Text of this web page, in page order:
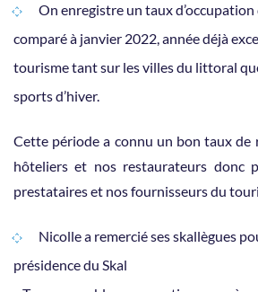
On enregistre un taux d’occupation
comparé à janvier 2022, année déjà
tourisme tant sur les villes du littoral
sports d’hiver.
Cette période a connu un bon taux de
hôteliers et nos restaurateurs donc
prestataires et nos fournisseurs du
Nicolle a remercié ses skallègues
présidence du Skal